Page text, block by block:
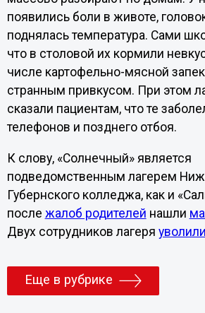
появились боли в животе,
поднялась температура. Сами
что в столовой их кормили
числе картофельно-мясной
странным привкусом. При этом
сказали пациентам, что те
телефонов и позднего отбоя.
К слову, «Солнечный» является
подведомственным лагерем
Губернского колледжа, как и
после жалоб родителей нашли
Двух сотрудников лагеря уволили
Еще в рубрике